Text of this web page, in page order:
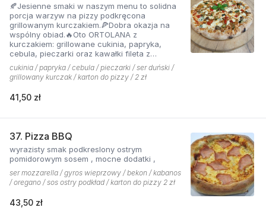
🍂Jesienne smaki w naszym menu to solidna
porcja warzyw na pizzy podkręcona
grillowanym kurczakiem.🍕Dobra okazja na
wspólny obiad.🔥Oto ORTOLANA z
kurczakiem: grillowane cukinia, papryka,
cebula, pieczarki oraz kawałki fileta z
dodatkiem sera z niebieską pleśnią.
cukinia / papryka / cebula / pieczarki / ser duński /
grillowany kurczak / karton do pizzy / 2 zł
41,50 zł
37. Pizza BBQ
wyrazisty smak podkreslony ostrym
pomidorowym sosem , mocne dodatki ,
ser mozzarella / gyros wieprzowy / bekon / kabanos
/ oregano / sos ostry podkład / karton do pizzy 2 zł
43,50 zł